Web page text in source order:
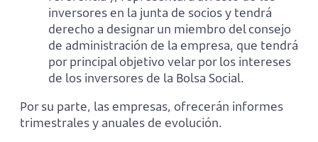
inversores en la junta de socios y tendrá
derecho a designar un miembro del consejo
de administración de la empresa, que tendrá
por principal objetivo velar por los intereses
de los inversores de la Bolsa Social.
Por su parte, las empresas, ofrecerán informes
trimestrales y anuales de evolución.